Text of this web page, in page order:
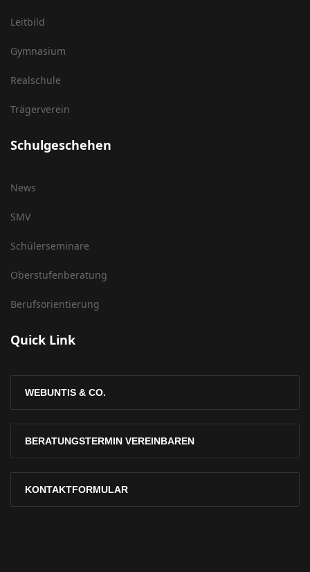
Leitbild
Gymnasium
Realschule
Trägerverein
Schulgeschehen
News
SMV
Schülerseminare
Oberstufenberatung
Berufsorientierung
Quick Link
WEBUNTIS & CO.
BERATUNGSTERMIN VEREINBAREN
KONTAKTFORMULAR